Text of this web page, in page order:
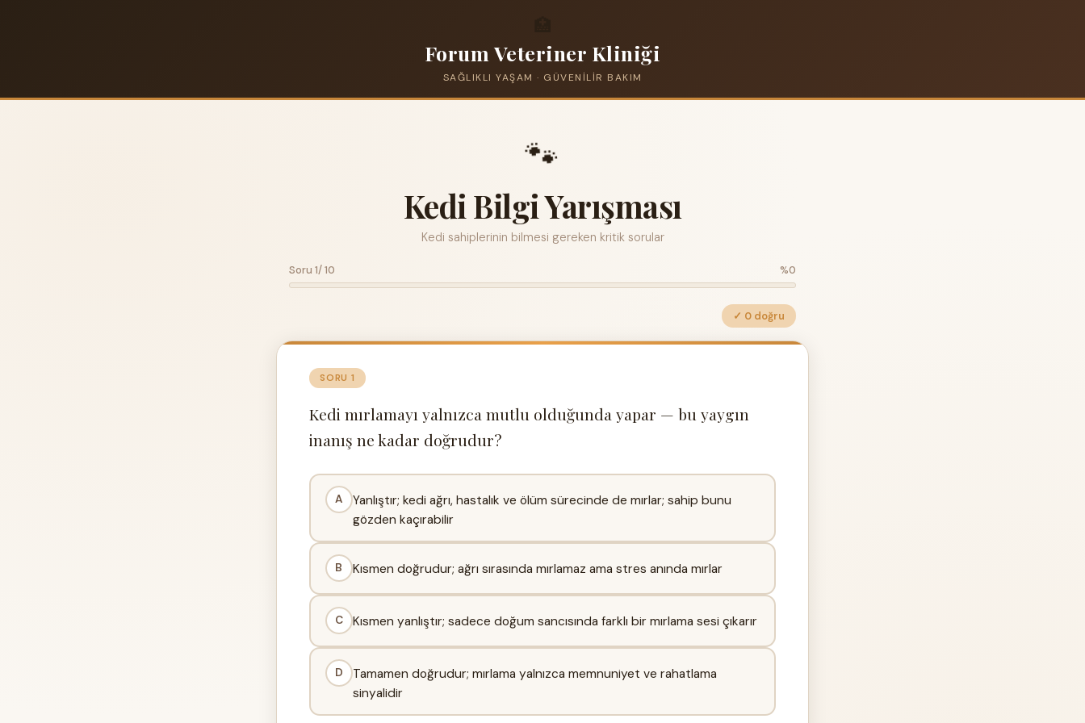
Forum Veteriner Kliniği
SAĞLIKLI YAŞAM · GÜVENILIR BAKIM
🐾
Kedi Bilgi Yarışması
Kedi sahiplerinin bilmesi gereken kritik sorular
Soru 1/ 10 %0
✓ 0 doğru
SORU 1
Kedi mırlamayı yalnızca mutlu olduğunda yapar — bu yaygın
inanış ne kadar doğrudur?
A
Yanlıştır; kedi ağrı, hastalık ve ölüm sürecinde de mırlar; sahip bunu
gözden kaçırabilir
B Kısmen doğrudur; ağrı sırasında mırlamaz ama stres anında mırlar
C Kısmen yanlıştır; sadece doğum sancısında farklı bir mırlama sesi çıkarır
D
Tamamen doğrudur; mırlama yalnızca memnuniyet ve rahatlama
sinyalidir